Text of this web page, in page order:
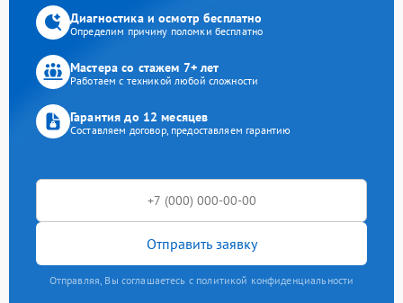
Диагностика и осмотр бесплатно
Определим причину поломки бесплатно
Мастера со стажем 7+ лет
Работаем с техникой любой сложности
Гарантия до 12 месяцев
Составляем договор, предоставляем гарантию
Отправить заявку
Отправляя, Вы соглашаетесь с политикой конфиденциальности